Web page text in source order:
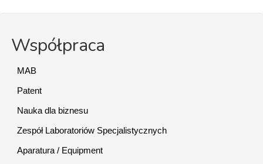
Współpraca
MAB
Patent
Nauka dla biznesu
Zespół Laboratoriów Specjalistycznych
Aparatura / Equipment